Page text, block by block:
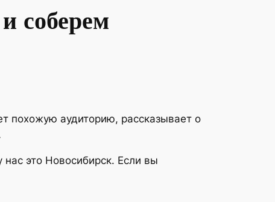
соберем
похожую аудиторию, рассказывает о
это Новосибирск. Если вы